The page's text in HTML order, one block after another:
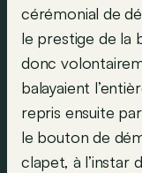
cérémonial de
le prestige de la
donc
balayaient
repris ensuite
le bouton de
clapet, à l’instar